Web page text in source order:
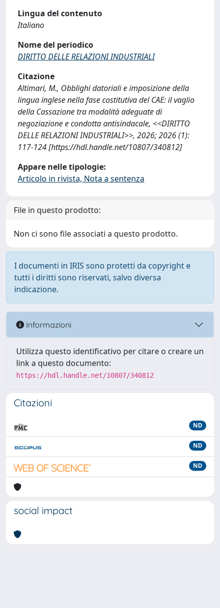
Lingua del contenuto
Italiano
Nome del periodico
DIRITTO DELLE RELAZIONI INDUSTRIALI
Citazione
Altimari, M., Obblighi datoriali e imposizione della
lingua inglese nella fase costitutiva del CAE: il vaglio
della Cassazione tra modalità adeguate di
negoziazione e condotta antisindacale, <<DIRITTO
DELLE RELAZIONI INDUSTRIALI>>, 2026; 2026 (1):
117-124 [https://hdl.handle.net/10807/340812]
Appare nelle tipologie:
Articolo in rivista, Nota a sentenza
File in questo prodotto:
Non ci sono file associati a questo prodotto.
I documenti in IRIS sono protetti da copyright e
tutti i diritti sono riservati, salvo diversa
indicazione.
Informazioni
Utilizza questo identificativo per citare o creare un
link a questo documento:
https://hdl.handle.net/10807/340812
Citazioni
ND
ND
ND
social impact